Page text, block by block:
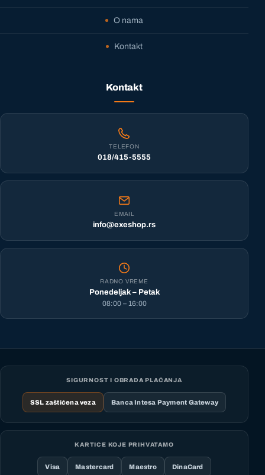
O nama
Kontakt
Kontakt
TELEFON
018/415-5555
EMAIL
info@exeshop.rs
RADNO VREME
Ponedeljak – Petak
08:00 – 16:00
SIGURNOST I OBRADA PLAĆANJA
SSL zaštićena veza Banca Intesa Payment Gateway
KARTICE KOJE PRIHVATAMO
Visa Mastercard Maestro DinaCard